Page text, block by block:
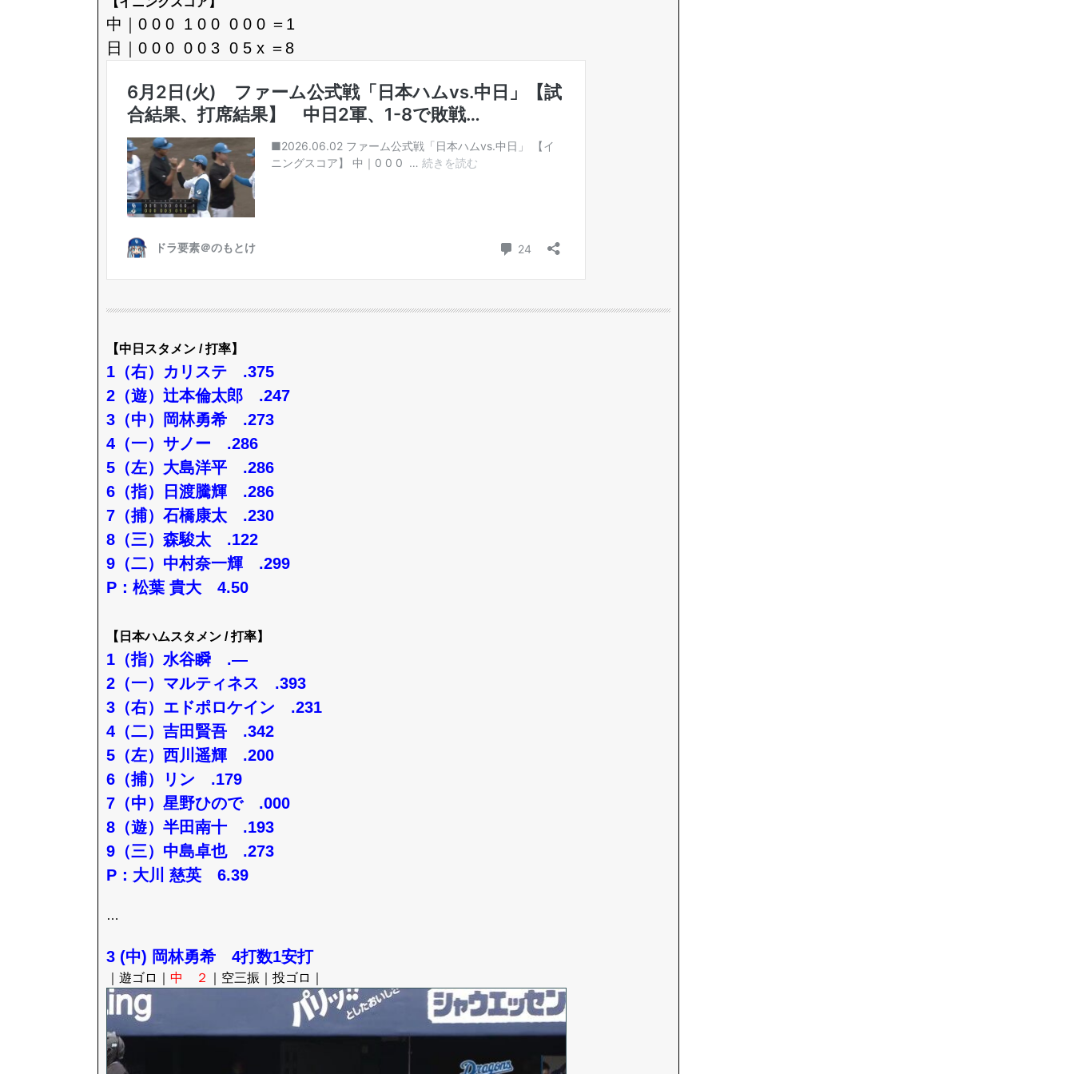
中｜0 0 0 1 0 0 0 0 0 ＝1
日｜0 0 0 0 0 3 0 5 x ＝8
【中日スタメン / 打率】
1（右）カリステ .375
2（遊）辻本倫太郎 .247
3（中）岡林勇希 .273
4（一）サノー .286
5（左）大島洋平 .286
6（指）日渡騰輝 .286
7（捕）石橋康太 .230
8（三）森駿太 .122
9（二）中村奈一輝 .299
P：松葉 貴大 4.50
【日本ハムスタメン / 打率】
1（指）水谷瞬 .—
2（一）マルティネス .393
3（右）エドポロケイン .231
4（二）吉田賢吾 .342
5（左）西川遥輝 .200
6（捕）リン .179
7（中）星野ひので .000
8（遊）半田南十 .193
9（三）中島卓也 .273
P：大川 慈英 6.39
…
3 (中) 岡林勇希 4打数1安打
｜遊ゴロ｜ 中 ２ ｜空三振｜投ゴロ｜